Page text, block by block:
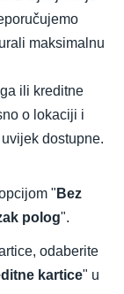
maksimalnu
ili kreditne
o lokaciji i
dostupne.
" Bez
polog".
odaberite
kartice" u